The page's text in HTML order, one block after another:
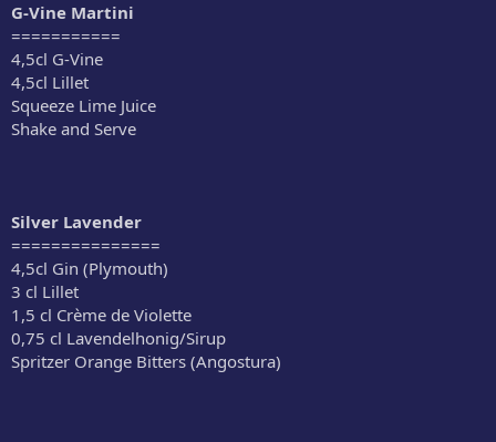
G-Vine Martini
===========
4,5cl G-Vine
4,5cl Lillet
Squeeze Lime Juice
Shake and Serve
Silver Lavender
===============
4,5cl Gin (Plymouth)
3 cl Lillet
1,5 cl Crème de Violette
0,75 cl Lavendelhonig/Sirup
Spritzer Orange Bitters (Angostura)